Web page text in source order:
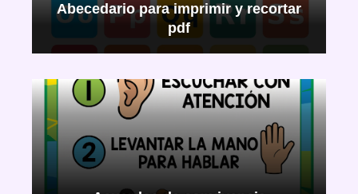
Abecedario para imprimir y recortar
pdf